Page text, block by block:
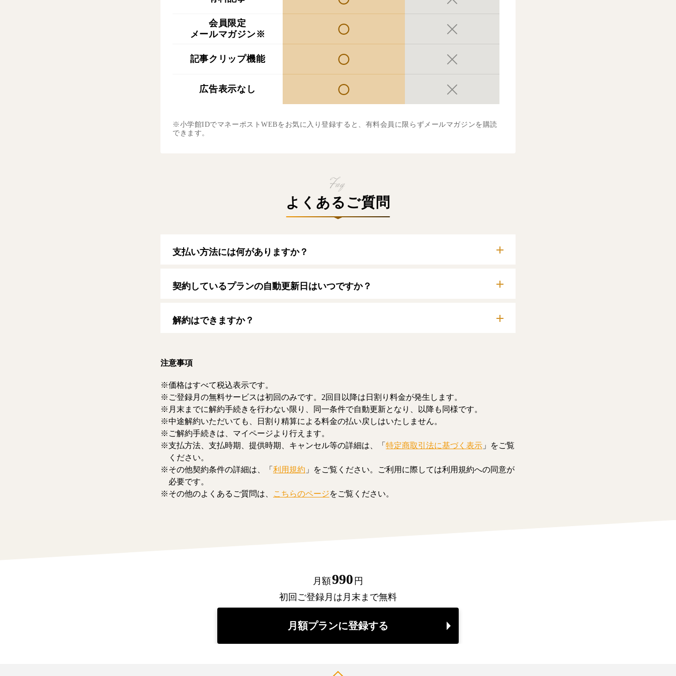
会員限定
メールマガジン※
記事クリップ機能
広告表示なし
※小学館IDでマネーポストWEBをお気に入り登録すると、有料会員に限らずメールマガジンを購読
できます。
よくあるご質問
支払い方法には何がありますか？
【クレジットカード】
VISA/MasterCard/JCB/American Express/Diners Club
契約しているプランの自動更新日はいつですか？
す。
解約はできますか？
注意事項
価格はすべて税込表示です。
ご登録月の無料サービスは初回のみです。2回目以降は日割り料金が発生します。
月末までに解約手続きを行わない限り、同一条件で自動更新となり、以降も同様です。
中途解約いただいても、日割り精算による料金の払い戻しはいたしません。
ご解約手続きは、マイページより行えます。
支払方法、支払時期、提供時期、キャンセル等の詳細は、「 特定商取引法に基づく表示 」をご覧
ください。
その他契約条件の詳細は、「 利用規約 」をご覧ください。ご利用に際しては利用規約への同意が
必要です。
その他のよくあるご質問は、
こちらのページをご覧ください。
月額990 円
初回ご登録月は月末まで無料
月額プランに登録する